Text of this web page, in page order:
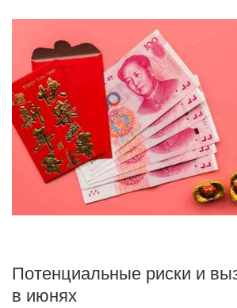
Потенциальные риски и
в июнях